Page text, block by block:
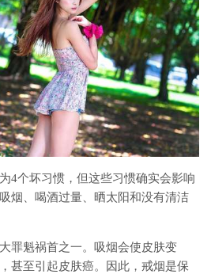
4个坏习惯，但这些习惯确实会影响
烟、喝酒过量、晒太阳和没有清洁
罪魁祸首之一。吸烟会使皮肤变
甚至引起皮肤癌。因此，戒烟是保